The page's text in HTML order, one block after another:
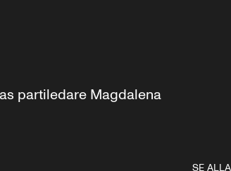
partiledare Magdalena
SE ALLA